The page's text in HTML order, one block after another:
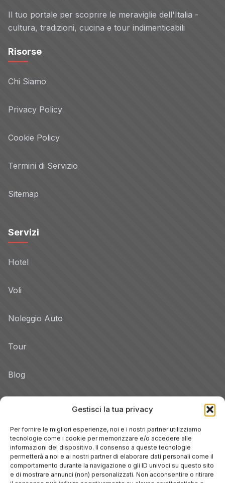
Gestisci la tua privacy
Per fornire le migliori esperienze, noi e i nostri partner utilizziamo
tecnologie come i cookie per memorizzare e/o accedere alle
informazioni del dispositivo. Il consenso a queste tecnologie
permetterà a noi e ai nostri partner di elaborare dati personali come il
comportamento durante la navigazione o gli ID univoci su questo sito
e di mostrare annunci (non) personalizzati. Non acconsentire o ritirare
Il tuo portale per scoprire le meraviglie dell'Italia -
cultura, tradizioni, cucina e tour indimenticabili
Risorse
Chi Siamo
Privacy Policy
Cookie Policy
Termini di Servizio
Sitemap
Servizi
Hotel
Voli
Noleggio Auto
Tour
Blog
Veneto
Toscana